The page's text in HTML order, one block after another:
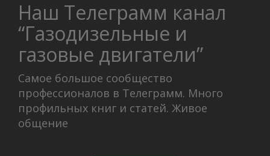
Наш Телеграмм канал
“Газодизельные и
газовые двигатели”
Самое большое сообщество
профессионалов в Телеграмм. Много
профильных книг и статей. Живое
общение